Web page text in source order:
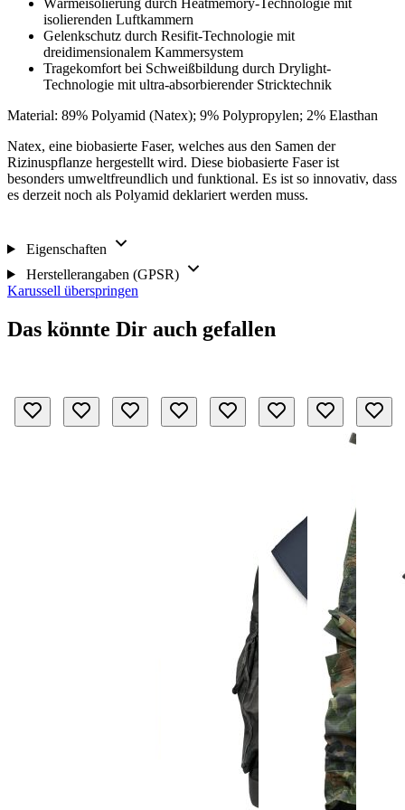
isolierenden Luftkammern
Gelenkschutz durch Resifit-Technologie mit
dreidimensionalem Kammersystem
Tragekomfort bei Schweißbildung durch Drylight-
Technologie mit ultra-absorbierender Stricktechnik
Material: 89% Polyamid (Natex); 9% Polypropylen; 2% Elasthan
Natex, eine biobasierte Faser, welches aus den Samen der
Rizinuspflanze hergestellt wird. Diese biobasierte Faser ist
besonders umweltfreundlich und funktional. Es ist so innovativ, dass
es derzeit noch als Polyamid deklariert werden muss.
Eigenschaften
Herstellerangaben (GPSR)
Karussell überspringen
Das könnte Dir auch gefallen